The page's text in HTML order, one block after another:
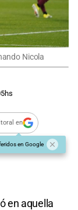
Nicola
hs
en
en Google
en aquella